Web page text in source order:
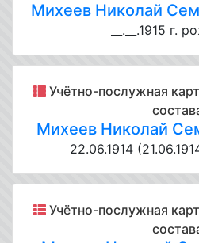
Михеев Николай
__.__.1915 г.
Учётно-послужная
Михеев Николай
22.06.1914
Учётно-послужная